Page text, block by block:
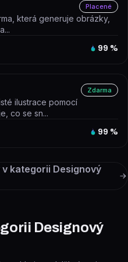
Placené
která generuje obrázky,
99 %
Zdarma
ilustrace pomocí
co se sn...
99 %
kategorii Designový
Designový